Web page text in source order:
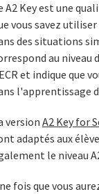
A2 Key est une
vous savez
des situations
au niveau
et indique que
l'apprentissage
versionA2 Key for
adaptés aux
le niveau
fois que vous